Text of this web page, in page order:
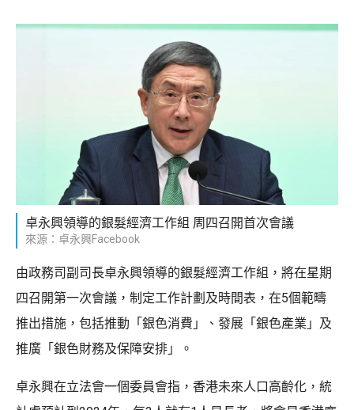
卓永興領導的銀髮經濟工作組 周四召開首次會議
來源：卓永興Facebook
由政務司副司長卓永興領導的銀髮經濟工作組，將在星期
四召開第一次會議，制定工作計劃及時間表，在5個範疇
推出措施，包括推動「銀色消費」、發展「銀色產業」及
推廣「銀色財務及保障安排」。
卓永興在立法會一個委員會指，香港未來人口高齡化，統